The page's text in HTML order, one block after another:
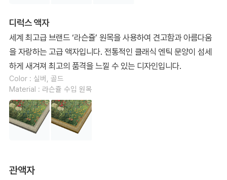
디럭스 액자
세계 최고급 브랜드 ‘라슨쥴’ 원목을 사용하여 견고함과 아름다움
을 자랑하는 고급 액자입니다. 전통적인 클래식 엔틱 문양이 섬세
하게 새겨져 최고의 품격을 느낄 수 있는 디자인입니다.
Color : 실버, 골드
Material : 라슨쥴 수입 원목
관액자